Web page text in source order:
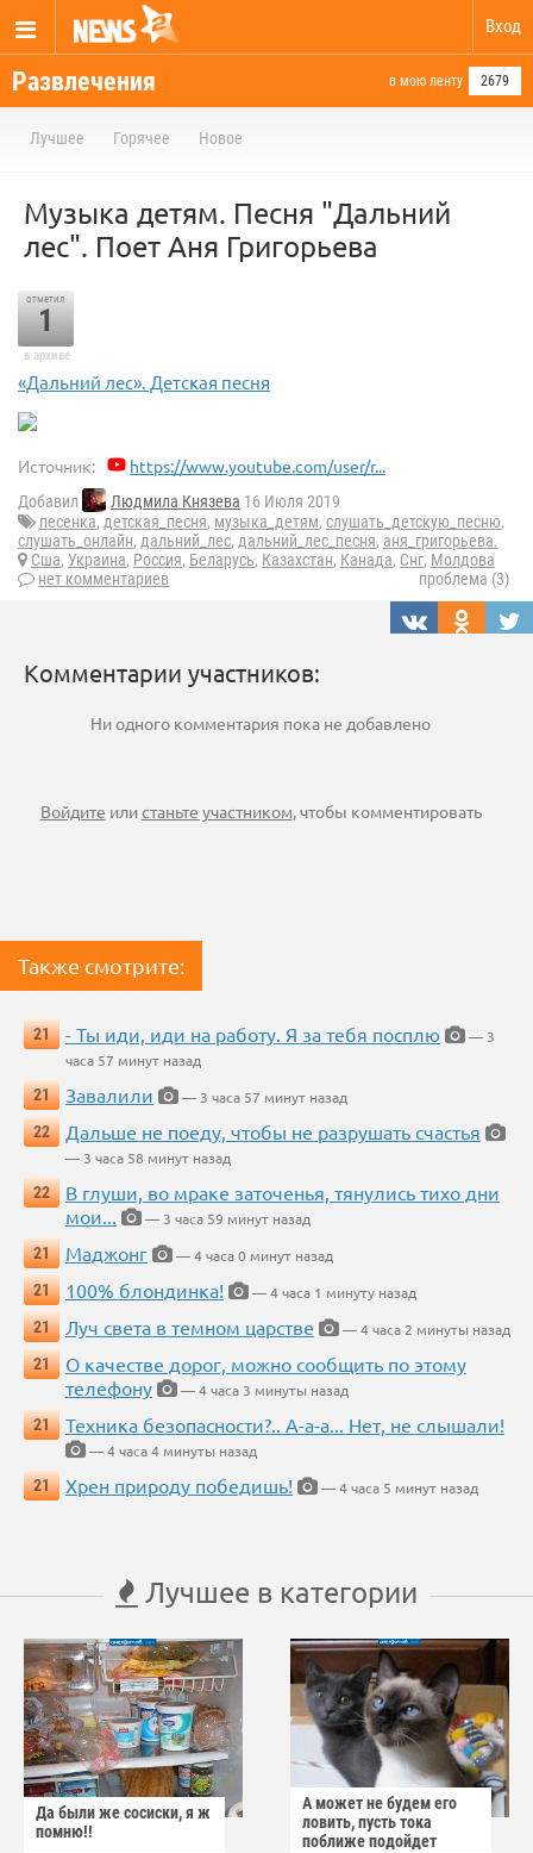
Вход
Развлечения в мою ленту 2679
Лучшее Горячее Новое
Музыка детям. Песня "Дальний
лес". Поет Аня Григорьева
отметил
1
в архиве
«Дальний лес». Детская песня
Источник: https://www.youtube.com/user/r...
Добавил Людмила Князева 16 Июля 2019
песенка, детская_песня, музыка_детям, слушать_детскую_песню,
слушать_онлайн, дальний_лес, дальний_лес_песня, аня_григорьева.
Сша, Украина, Россия, Беларусь, Казахстан, Канада, Снг, Молдова
нет комментариев
проблема (3)
Комментарии участников:
Ни одного комментария пока не добавлено
Войдите илистаньте участником, чтобы комментировать
Также смотрите:
21 - Ты иди, иди на работу. Я за тебя посплю
— 3
часа 57 минут назад
21
Завалили
— 3 часа 57 минут назад
22
Дальше не поеду, чтобы не разрушать счастья
— 3 часа 58 минут назад
22
В глуши, во мраке заточенья, тянулись тихо дни
мои...
— 3 часа 59 минут назад
21
Маджонг
— 4 часа 0 минут назад
21
100% блондинка!
— 4 часа 1 минуту назад
21
Луч света в темном царстве
— 4 часа 2 минуты назад
21
О качестве дорог, можно сообщить по этому
телефону
— 4 часа 3 минуты назад
21
Техника безопасности?.. А-а-а... Нет, не слышали!
— 4 часа 4 минуты назад
21
Хрен природу победишь! — 4 часа 5 минут назад
Лучшее в категории
Да были же сосиски, я ж
помню!!
А может не будем его
ловить, пусть тока
поближе подойдет